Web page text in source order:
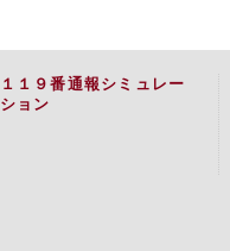
１１９番通報シミュレー
ション